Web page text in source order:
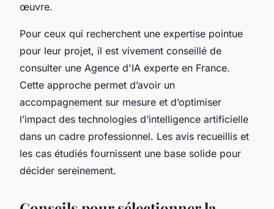
œuvre.
Pour ceux qui recherchent une expertise pointue
pour leur projet, il est vivement conseillé de
consulter une Agence d'IA experte en France.
Cette approche permet d’avoir un
accompagnement sur mesure et d’optimiser
l’impact des technologies d’intelligence artificielle
dans un cadre professionnel. Les avis recueillis et
les cas étudiés fournissent une base solide pour
décider sereinement.